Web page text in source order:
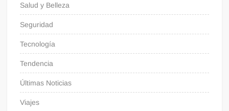
Salud y Belleza
Seguridad
Tecnología
Tendencia
Últimas Noticias
Viajes